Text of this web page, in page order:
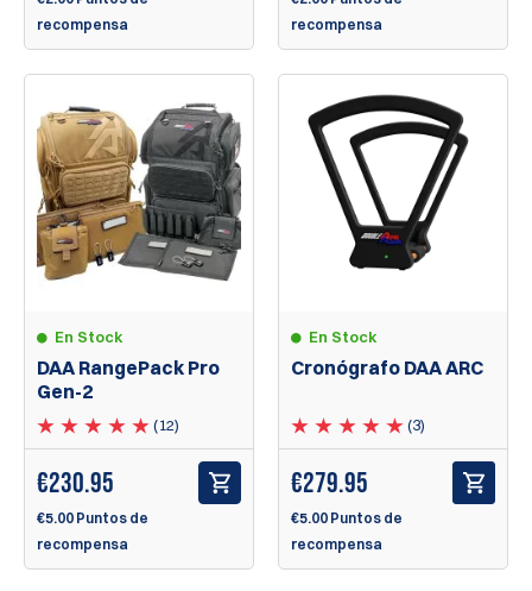
recompensa
recompensa
En Stock
DAA RangePack Pro
Gen-2
(12)
€230.95
€5.00 Puntos de
recompensa
En Stock
Cronógrafo DAA ARC
(3)
€279.95
€5.00 Puntos de
recompensa